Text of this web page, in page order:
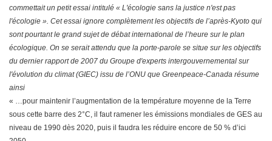
commettait un petit essai intitulé « L'écologie sans la justice n'est pas
l'écologie ». Cet essai ignore complètement les objectifs de l’après-Kyoto qui
sont pourtant le grand sujet de débat international de l’heure sur le plan
écologique. On se serait attendu que la porte-parole se situe sur les objectifs
du dernier rapport de 2007 du Groupe d'experts intergouvernemental sur
l'évolution du climat (GIEC) issu de l’ONU que Greenpeace-Canada résume
ainsi
« …pour maintenir l’augmentation de la température moyenne de la Terre
sous cette barre des 2°C, il faut ramener les émissions mondiales de GES au
niveau de 1990 dès 2020, puis il faudra les réduire encore de 50 % d’ici